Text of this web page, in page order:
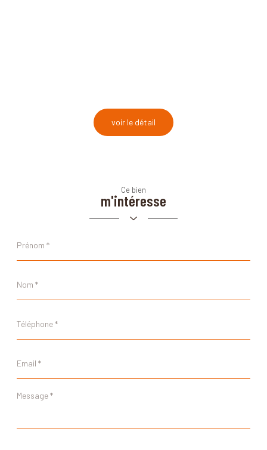
voir le détail
Ce bien
m'intéresse
*
*
*
*
Message